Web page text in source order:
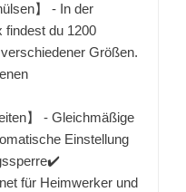
】 - In der
findest du 1200
Größen.
】 - Gleichmäßige
Einstellung
für Heimwerker und